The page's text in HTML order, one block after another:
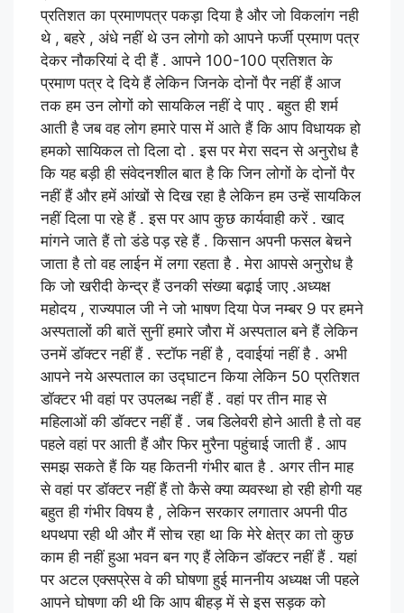
प्रतिशत का प्रमाणपत्र पकड़ा दिया है और जो विकलांग नही
थे , बहरे , अंधे नहीं थे उन लोगो को आपने फर्जी प्रमाण पत्र
देकर नौकरियां दे दी हैं . आपने 100-100 प्रतिशत के
प्रमाण पत्र दे दिये हैं लेकिन जिनके दोनों पैर नहीं हैं आज
तक हम उन लोगों को सायकिल नहीं दे पाए . बहुत ही शर्म
आती है जब वह लोग हमारे पास में आते हैं कि आप विधायक हो
हमको सायिकल तो दिला दो . इस पर मेरा सदन से अनुरोध है
कि यह बड़ी ही संवेदनशील बात है कि जिन लोगों के दोनों पैर
नहीं हैं और हमें आंखों से दिख रहा है लेकिन हम उन्हें सायकिल
नहीं दिला पा रहे हैं . इस पर आप कुछ कार्यवाही करें . खाद
मांगने जाते हैं तो डंडे पड़ रहे हैं . किसान अपनी फसल बेचने
जाता है तो वह लाईन में लगा रहता है . मेरा आपसे अनुरोध है
कि जो खरीदी केन्द्र हैं उनकी संख्या बढ़ाई जाए .अध्यक्ष
महोदय , राज्यपाल जी ने जो भाषण दिया पेज नम्बर 9 पर हमने
अस्पतालों की बातें सुनीं हमारे जौरा में अस्पताल बने हैं लेकिन
उनमें डॉक्टर नहीं हैं . स्टॉफ नहीं है , दवाईयां नहीं है . अभी
आपने नये अस्पताल का उद्घाटन किया लेकिन 50 प्रतिशत
डॉक्टर भी वहां पर उपलब्ध नहीं हैं . वहां पर तीन माह से
महिलाओं की डॉक्टर नहीं हैं . जब डिलेवरी होने आती है तो वह
पहले वहां पर आती हैं और फिर मुरैना पहुंचाई जाती हैं . आप
समझ सकते हैं कि यह कितनी गंभीर बात है . अगर तीन माह
से वहां पर डॉक्टर नहीं हैं तो कैसे क्या व्यवस्था हो रही होगी यह
बहुत ही गंभीर विषय है , लेकिन सरकार लगातार अपनी पीठ
थपथपा रही थी और मैं सोच रहा था कि मेरे क्षेत्र का तो कुछ
काम ही नहीं हुआ भवन बन गए हैं लेकिन डॉक्टर नहीं हैं . यहां
पर अटल एक्सप्रेस वे की घोषणा हुई माननीय अध्यक्ष जी पहले
आपने घोषणा की थी कि आप बीहड़ में से इस सड़क को